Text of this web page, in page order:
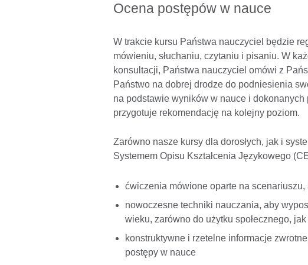
Ocena postępów w nauce
W trakcie kursu Państwa nauczyciel będzie
mówieniu, słuchaniu, czytaniu i pisaniu. W
konsultacji, Państwa nauczyciel omówi z
Państwo na dobrej drodze do podniesienia
na podstawie wyników w nauce i dokonanych
przygotuje rekomendację na kolejny poziom.
Zarówno nasze kursy dla dorosłych, jak i
Systemem Opisu Kształcenia Językowego
ćwiczenia mówione oparte na
nowoczesne techniki nauczania, aby
wieku, zarówno do użytku społecznego,
konstruktywne i rzetelne informacje
postępy w nauce